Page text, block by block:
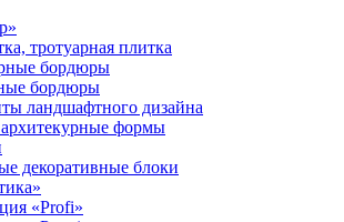
тротуарная плитка
бордюры
бордюры
ландшафтного дизайна
формы
декоративные блоки
«Profi»